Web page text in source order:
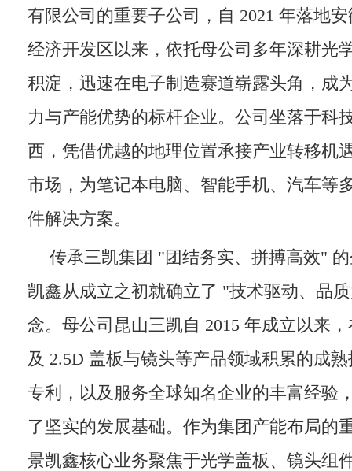
有限公司的重要子公司，自 2021 年落地
经济开发区以来，依托母公司多年深耕光
积淀，迅速在电子制造赛道崭露头角，成
力与产能优势的标杆企业。公司坐落于科
西，凭借优越的地理位置承接产业转移机
市场，为笔记本电脑、智能手机、汽车等
件解决方案。
传承三凯集团 "团结务实、拼搏高效"
凯鑫从成立之初就确立了 "技术驱动、品
念。母公司昆山三凯自 2015 年成立以来
及 2.5D 盖板与镜头等产品领域积累的成
专利，以及服务全球知名企业的丰富经验
了坚实的发展基础。作为集团产能布局的
景凯鑫核心业务聚焦于光学盖板、镜头组